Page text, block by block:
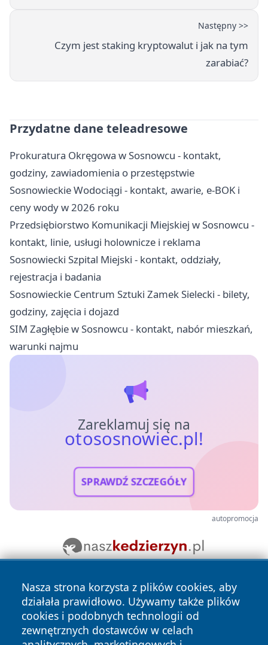
Następny >>
Czym jest staking kryptowalut i jak na tym
zarabiać?
Przydatne dane teleadresowe
Prokuratura Okręgowa w Sosnowcu - kontakt,
godziny, zawiadomienia o przestępstwie
Sosnowieckie Wodociągi - kontakt, awarie, e-BOK i
ceny wody w 2026 roku
Przedsiębiorstwo Komunikacji Miejskiej w Sosnowcu -
kontakt, linie, usługi holownicze i reklama
Sosnowiecki Szpital Miejski - kontakt, oddziały,
rejestracja i badania
Sosnowieckie Centrum Sztuki Zamek Sielecki - bilety,
godziny, zajęcia i dojazd
SIM Zagłębie w Sosnowcu - kontakt, nabór mieszkań,
warunki najmu
Zareklamuj się na
otososnowiec.pl!
SPRAWDŹ SZCZEGÓŁY
autopromocja
Nasza strona korzysta z plików cookies, aby
działała prawidłowo. Używamy także plików
cookies i podobnych technologii od
zewnętrznych dostawców w celach